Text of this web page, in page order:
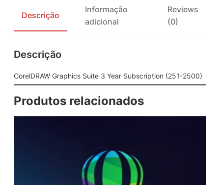
Descrição
Informação
adicional
Reviews
(0)
Descrição
CorelDRAW Graphics Suite 3 Year Subscription (251-2500)
Produtos relacionados